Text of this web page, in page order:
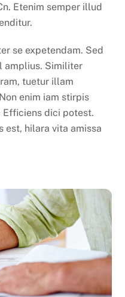
Etenim semper illud
se expetendam. Sed
amplius. Similiter
tuetur illam
enim iam stirpis
Efficiens dici potest.
est, hilara vita amissa